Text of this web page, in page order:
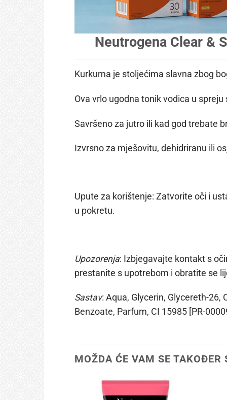
Neutrogena Clear &
Kurkuma je stoljećima slavna zbog
Ova vrlo ugodna tonik vodica u
Savršeno za jutro ili kad god trebate
Izvrsno za mješovitu, dehidriranu ili
Upute za korištenje: Zatvorite oči i
u pokretu.
Upozorenja: Izbjegavajte kontakt s
prestanite s upotrebom i obratite se
Sastav: Aqua, Glycerin, Glycereth-
Benzoate, Parfum, CI 15985 [PR-
MOŽDA ĆE VAM SE